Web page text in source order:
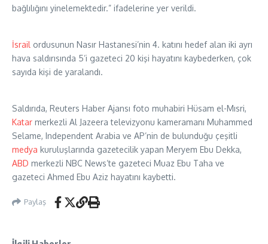
bağlılığını yinelemektedir.” ifadelerine yer verildi.
İsrail ordusunun Nasır Hastanesi’nin 4. katını hedef alan iki ayrı
hava saldırısında 5’i gazeteci 20 kişi hayatını kaybederken, çok
sayıda kişi de yaralandı.
Saldırıda, Reuters Haber Ajansı foto muhabiri Hüsam el-Mısri,
Katar merkezli Al Jazeera televizyonu kameramanı Muhammed
Selame, Independent Arabia ve AP’nin de bulunduğu çeşitli
medya kuruluşlarında gazetecilik yapan Meryem Ebu Dekka,
ABD merkezli NBC News’te gazeteci Muaz Ebu Taha ve
gazeteci Ahmed Ebu Aziz hayatını kaybetti.
Paylaş